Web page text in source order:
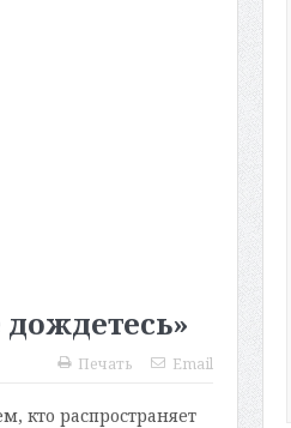
Печать Email
кто распространяет